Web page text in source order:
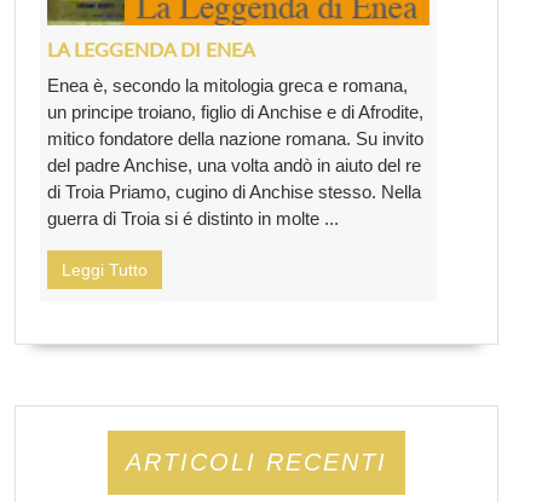
LA LEGGENDA DI ENEA
Enea è, secondo la mitologia greca e romana,
un principe troiano, figlio di Anchise e di Afrodite,
mitico fondatore della nazione romana. Su invito
del padre Anchise, una volta andò in aiuto del re
di Troia Priamo, cugino di Anchise stesso. Nella
guerra di Troia si é distinto in molte ...
Leggi Tutto
ARTICOLI RECENTI